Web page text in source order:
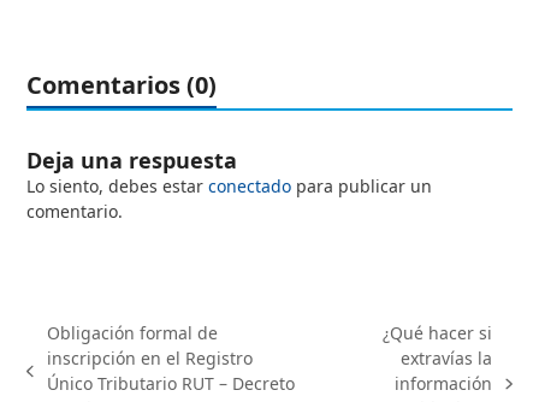
Comentarios (0)
Deja una respuesta
Lo siento, debes estarconectado para publicar un
comentario.
previous
Obligación formal de
inscripción en el Registro
Único Tributario ­RUT – Decreto
¿Qué hacer si
extravías la
información